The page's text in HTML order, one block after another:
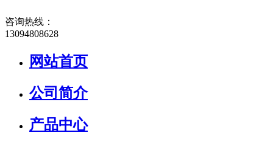
咨询热线：
13094808628
网站首页
公司简介
产品中心